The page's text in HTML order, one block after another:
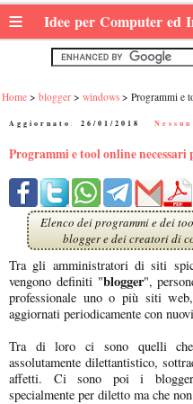
≡ Idee per Computer ed
Home blogger windows Programmi e
Aggiornato: 26/01/2018
Programmi e tool online necessari
Elenco dei programmi e dei
blogger e dei creatori di
Tra gli amministratori di siti
vengono definiti "blogger",
professionale uno o più siti
aggiornati periodicamente con
Tra di loro ci sono quelli che
assolutamente dilettantistico,
affetti. Ci sono poi i blogger
specialmente per diletto ma che